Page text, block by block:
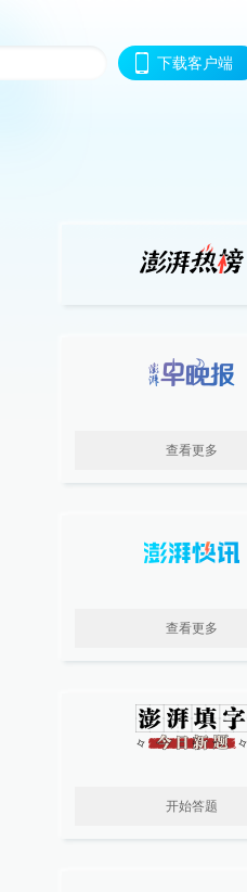
下载客户端
查看更多
查看更多
开始答题